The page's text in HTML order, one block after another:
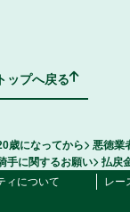
ップへ戻る
歳になってから
悪徳業
手に関するお願い
払戻
ィについて レー